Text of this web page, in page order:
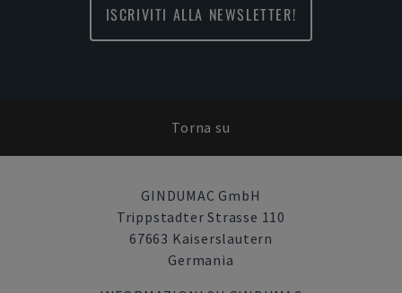
ISCRIVITI ALLA NEWSLETTER!
Torna su
GINDUMAC GmbH
Trippstadter Strasse 110
67663 Kaiserslautern
Germania